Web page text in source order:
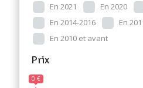
En 2021
En 2020
En 2014-2016
En
En 2010 et avant
Prix
0 €